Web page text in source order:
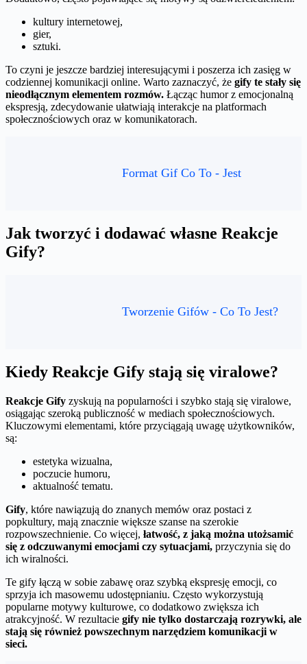
kultury internetowej,
gier,
sztuki.
To czyni je jeszcze bardziej interesującymi i poszerza ich zasięg w
codziennej komunikacji online. Warto zaznaczyć, że gify te stały się
nieodłącznym elementem rozmów. Łącząc humor z emocjonalną
ekspresją, zdecydowanie ułatwiają interakcje na platformach
społecznościowych oraz w komunikatorach.
Format Gif Co To - Jest
Jak tworzyć i dodawać własne Reakcje
Gify?
Tworzenie Gifów - Co To Jest?
Kiedy Reakcje Gify stają się viralowe?
Reakcje Gify zyskują na popularności i szybko stają się viralowe,
osiągając szeroką publiczność w mediach społecznościowych.
Kluczowymi elementami, które przyciągają uwagę użytkowników,
są:
estetyka wizualna,
poczucie humoru,
aktualność tematu.
Gify, które nawiązują do znanych memów oraz postaci z
popkultury, mają znacznie większe szanse na szerokie
rozpowszechnienie. Co więcej, łatwość, z jaką można utożsamić
się z odczuwanymi emocjami czy sytuacjami, przyczynia się do
ich wiralności.
Te gify łączą w sobie zabawę oraz szybką ekspresję emocji, co
sprzyja ich masowemu udostępnianiu. Często wykorzystują
popularne motywy kulturowe, co dodatkowo zwiększa ich
atrakcyjność. W rezultacie gify nie tylko dostarczają rozrywki, ale
stają się również powszechnym narzędziem komunikacji w
sieci.